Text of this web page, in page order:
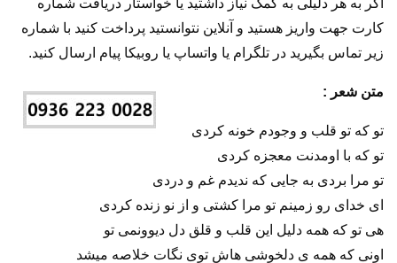
کارت جهت واریز هستید و آنلاین نتوانستید پرداخت کنید با شماره
زیر تماس بگیرید در تلگرام یا واتساپ یا روبیکا پیام ارسال کنید.
متن شعر :
تو که تو قلب و وجودم خونه کردی
تو که با اومدنت معجزه کردی
تو مرا بردی به جایی که ندیدم غم و دردی
ای خدای رو زمینم تو مرا کشتی و از نو زنده کردی
هی تو که همه دلیل این قلب و قلق دل دیوونمی تو
اونی که همه ی دلخوشی هاش توی نگات خلاصه میشد